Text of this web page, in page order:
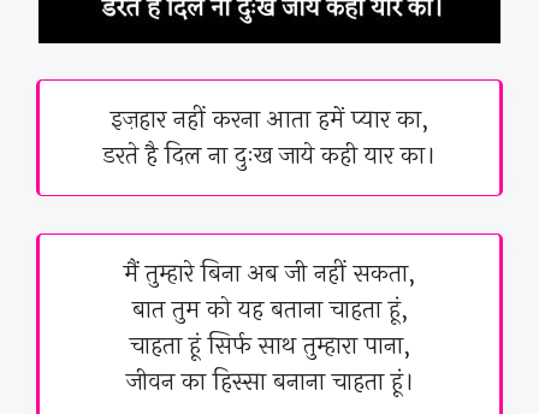
इज़हार नहीं करना आता हमें प्यार का,
डरते है दिल ना दुःख जाये कही यार का।
मैं तुम्हारे बिना अब जी नहीं सकता,
बात तुम को यह बताना चाहता हूं,
चाहता हूं सिर्फ साथ तुम्हारा पाना,
जीवन का हिस्सा बनाना चाहता हूं।